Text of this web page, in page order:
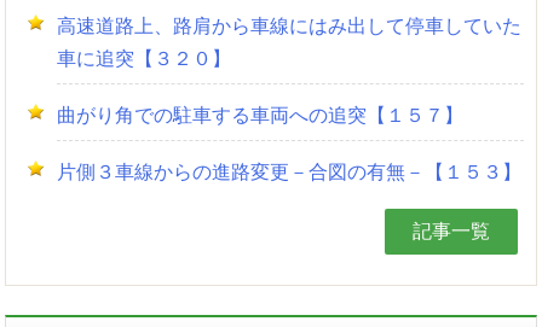
高速道路上、路肩から車線にはみ出して停車していた
車に追突【３２０】
曲がり角での駐車する車両への追突【１５７】
片側３車線からの進路変更－合図の有無－【１５３】
記事一覧